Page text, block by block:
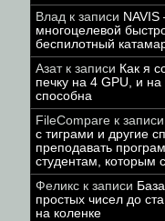
Влад к записи
многоцелевой
беспилотный
Азатк записи Как я
печку на 4 GPU, и на
способна
FileCompare к записи
с тиграми и другие
преподавать
студентам, которым
Феликс к записи
простых чисел до
на коленке